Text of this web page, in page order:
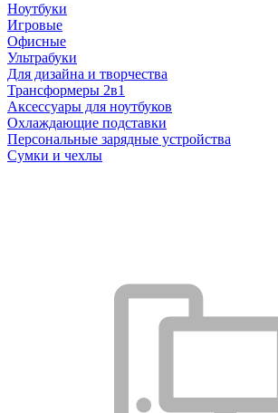
Ноутбуки
Игровые
Офисные
Ультрабуки
Для дизайна и творчества
Трансформеры 2в1
Аксессуары для ноутбуков
Охлаждающие подставки
Персональные зарядные устройства
Сумки и чехлы